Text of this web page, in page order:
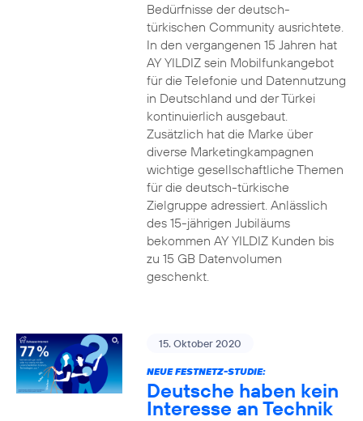
Bedürfnisse der deutsch-
türkischen Community ausrichtete.
In den vergangenen 15 Jahren hat
AY YILDIZ sein Mobilfunkangebot
für die Telefonie und Datennutzung
in Deutschland und der Türkei
kontinuierlich ausgebaut.
Zusätzlich hat die Marke über
diverse Marketingkampagnen
wichtige gesellschaftliche Themen
für die deutsch-türkische
Zielgruppe adressiert. Anlässlich
des 15-jährigen Jubiläums
bekommen AY YILDIZ Kunden bis
zu 15 GB Datenvolumen
geschenkt.
15. Oktober 2020
NEUE FESTNETZ-STUDIE:
Deutsche haben kein
Interesse an Technik